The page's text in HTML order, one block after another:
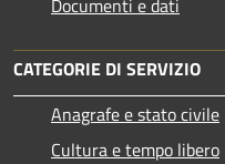
CATEGORIE DI SERVIZIO
Anagrafe e stato civile
Cultura e tempo libero